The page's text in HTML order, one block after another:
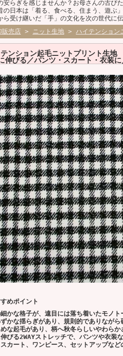
安らぎを感じませんか？お母さんの古び
の日本は「着る、食べる、住まう、遊ぶ
ら受け継いだ「手」の文化を次の世代に
売店 > ニット生地 > ハイテンション
テンション起毛ニットプリント生
伸びる／パンツ・スカート・衣装
めポイント
かな格子が、遠目には落ち着いたモノト
かな揺らぎがあり、規則的でありながら
な起毛があり、柄へ秋冬らしいやわらか
びる2WAYストレッチで、パンツや衣装
カート、ワンピース、セットアップなど